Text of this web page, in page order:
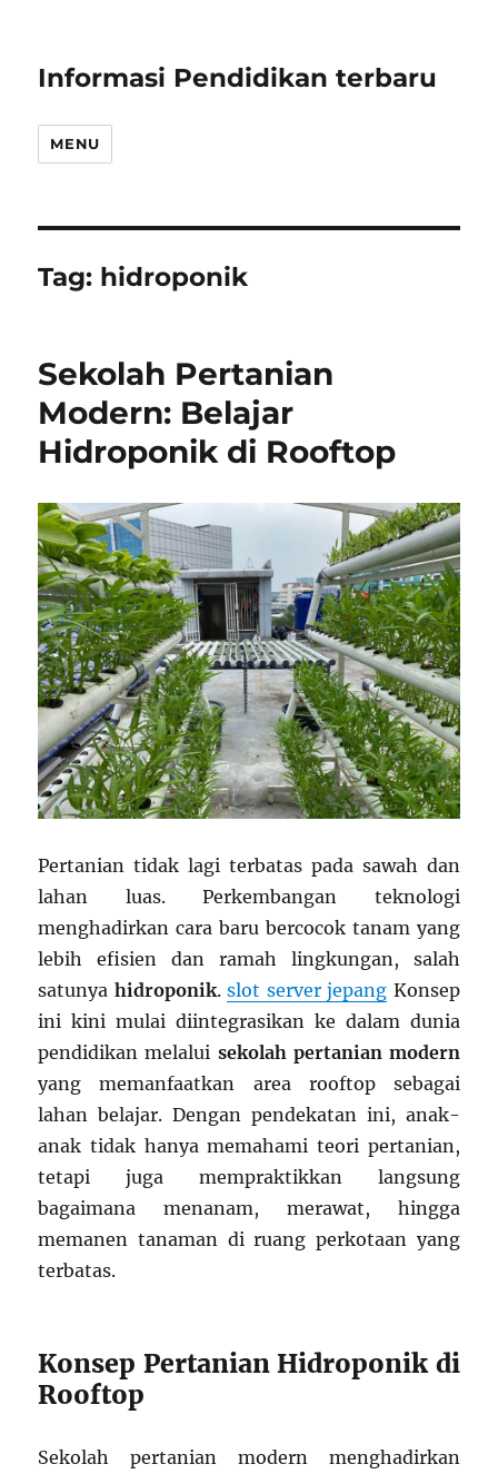
Informasi Pendidikan terbaru
MENU
Tag: hidroponik
Sekolah Pertanian
Modern: Belajar
Hidroponik di Rooftop
Pertanian tidak lagi terbatas pada sawah dan
lahan luas. Perkembangan teknologi
menghadirkan cara baru bercocok tanam yang
lebih efisien dan ramah lingkungan, salah
satunya hidroponik.slot server jepang Konsep
ini kini mulai diintegrasikan ke dalam dunia
pendidikan melalui sekolah pertanian modern
yang memanfaatkan area rooftop sebagai
lahan belajar. Dengan pendekatan ini, anak-
anak tidak hanya memahami teori pertanian,
tetapi juga mempraktikkan langsung
bagaimana menanam, merawat, hingga
memanen tanaman di ruang perkotaan yang
terbatas.
Konsep Pertanian Hidroponik di
Rooftop
Sekolah pertanian modern menghadirkan